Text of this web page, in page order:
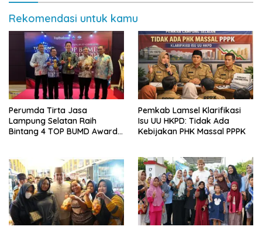
Rekomendasi untuk kamu
Perumda Tirta Jasa
Lampung Selatan Raih
Bintang 4 TOP BUMD Awards
Pemkab Lamsel Klarifikasi
Isu UU HKPD: Tidak Ada
Kebijakan PHK Massal PPPK